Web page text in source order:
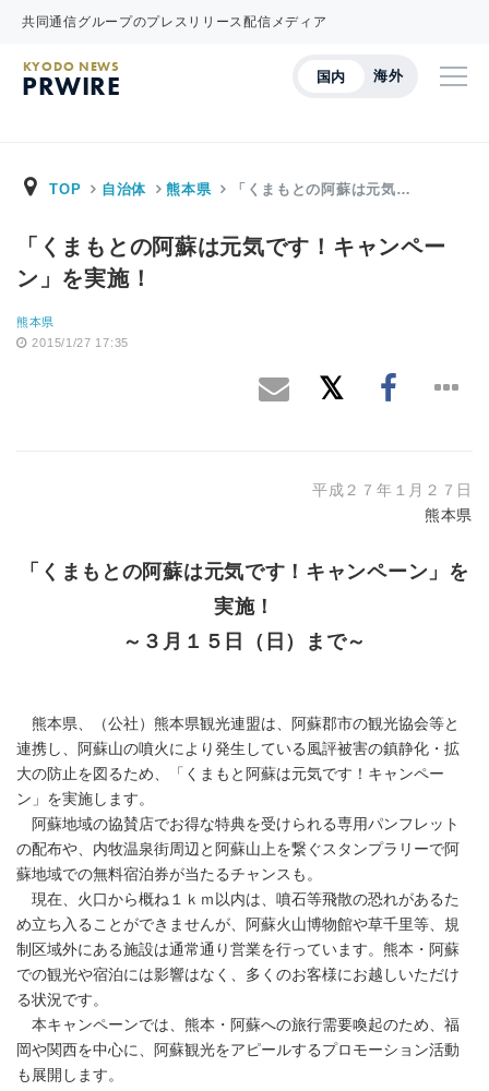
共同通信グループのプレスリリース配信メディア
国内 海外
KYODO NEWS
PRWIRE
TOP 自治体 熊本県 「くまもとの阿蘇は元気…
「くまもとの阿蘇は元気です！キャンペー
ン」を実施！
熊本県
2015/1/27 17:35
平成２７年１月２７日
熊本県
「くまもとの阿蘇は元気です！キャンペーン」を
実施！
～３月１５日（日）まで～
熊本県、（公社）熊本県観光連盟は、阿蘇郡市の観光協会等と
連携し、阿蘇山の噴火により発生している風評被害の鎮静化・拡
大の防止を図るため、「くまもと阿蘇は元気です！キャンペー
ン」を実施します。
阿蘇地域の協賛店でお得な特典を受けられる専用パンフレット
の配布や、内牧温泉街周辺と阿蘇山上を繋ぐスタンプラリーで阿
蘇地域での無料宿泊券が当たるチャンスも。
現在、火口から概ね１ｋｍ以内は、噴石等飛散の恐れがあるた
め立ち入ることができませんが、阿蘇火山博物館や草千里等、規
制区域外にある施設は通常通り営業を行っています。熊本・阿蘇
での観光や宿泊には影響はなく、多くのお客様にお越しいただけ
る状況です。
本キャンペーンでは、熊本・阿蘇への旅行需要喚起のため、福
岡や関西を中心に、阿蘇観光をアピールするプロモーション活動
も展開します。